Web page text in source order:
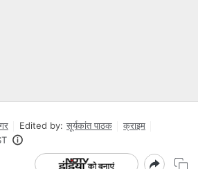
Edited by: सूर्यकांत पाठक
क्राइम